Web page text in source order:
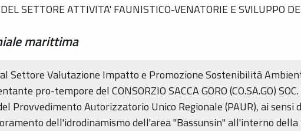
SETTORE ATTIVITA' FAUNISTICO-VENATORIE E SVILUPPO
marittima
al Settore Valutazione Impatto e Promozione Sostenibilità
pro-tempore del CONSORZIO SACCA GORO (CO.SA.GO) SOC.
Provvedimento Autorizzatorio Unico Regionale (PAUR), ai sensi
dell'idrodinamismo dell'area "Bassunsin" all'interno della